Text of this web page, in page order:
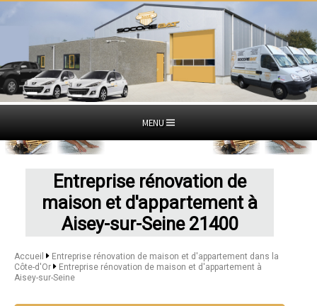
MENU
Entreprise rénovation de
maison et d'appartement à
Aisey-sur-Seine 21400
Accueil
Entreprise rénovation de maison et d'appartement dans la
Côte-d'Or
Entreprise rénovation de maison et d'appartement à
Aisey-sur-Seine